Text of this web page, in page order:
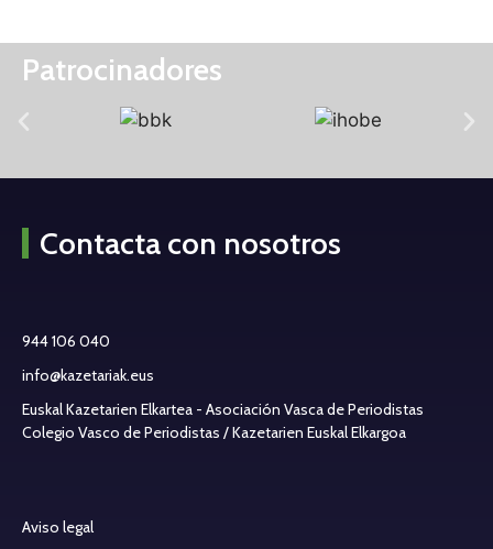
Patrocinadores
Contacta con nosotros
944 106 040
info@kazetariak.eus
Euskal Kazetarien Elkartea - Asociación Vasca de Periodistas
Colegio Vasco de Periodistas / Kazetarien Euskal Elkargoa
Aviso legal